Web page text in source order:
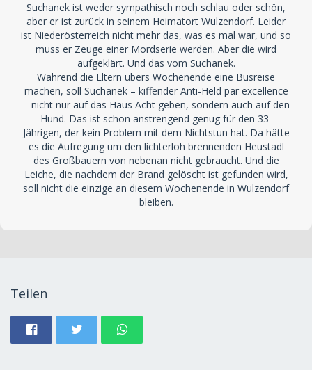
Suchanek ist weder sympathisch noch schlau oder schön,
aber er ist zurück in seinem Heimatort Wulzendorf. Leider
ist Niederösterreich nicht mehr das, was es mal war, und so
muss er Zeuge einer Mordserie werden. Aber die wird
aufgeklärt. Und das vom Suchanek.
Während die Eltern übers Wochenende eine Busreise
machen, soll Suchanek – kiffender Anti-Held par excellence
– nicht nur auf das Haus Acht geben, sondern auch auf den
Hund. Das ist schon anstrengend genug für den 33-
Jährigen, der kein Problem mit dem Nichtstun hat. Da hätte
es die Aufregung um den lichterloh brennenden Heustadl
des Großbauern von nebenan nicht gebraucht. Und die
Leiche, die nachdem der Brand gelöscht ist gefunden wird,
soll nicht die einzige an diesem Wochenende in Wulzendorf
bleiben.
Teilen